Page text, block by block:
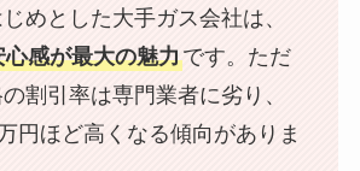
めとした大手ガス会社は、
感が最大の魅力です。ただ
割引率は専門業者に劣り、
円ほど高くなる傾向がありま